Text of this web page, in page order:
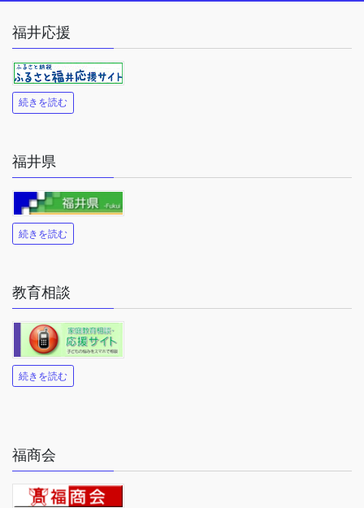
福井応援
続きを読む
福井県
続きを読む
教育相談
続きを読む
福商会